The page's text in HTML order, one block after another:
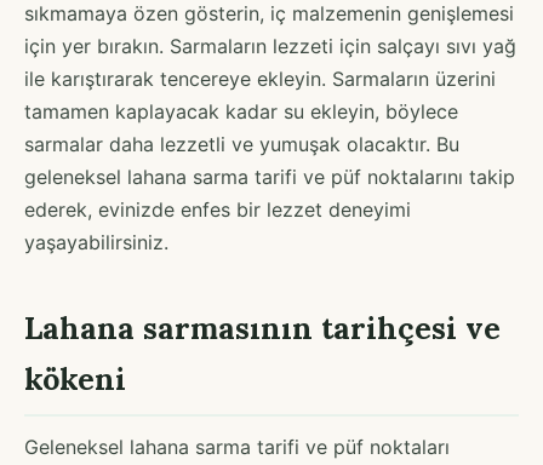
sıkmamaya özen gösterin, iç malzemenin genişlemesi
için yer bırakın. Sarmaların lezzeti için salçayı sıvı yağ
ile karıştırarak tencereye ekleyin. Sarmaların üzerini
tamamen kaplayacak kadar su ekleyin, böylece
sarmalar daha lezzetli ve yumuşak olacaktır. Bu
geleneksel lahana sarma tarifi ve püf noktalarını takip
ederek, evinizde enfes bir lezzet deneyimi
yaşayabilirsiniz.
Lahana sarmasının tarihçesi ve
kökeni
Geleneksel lahana sarma tarifi ve püf noktaları